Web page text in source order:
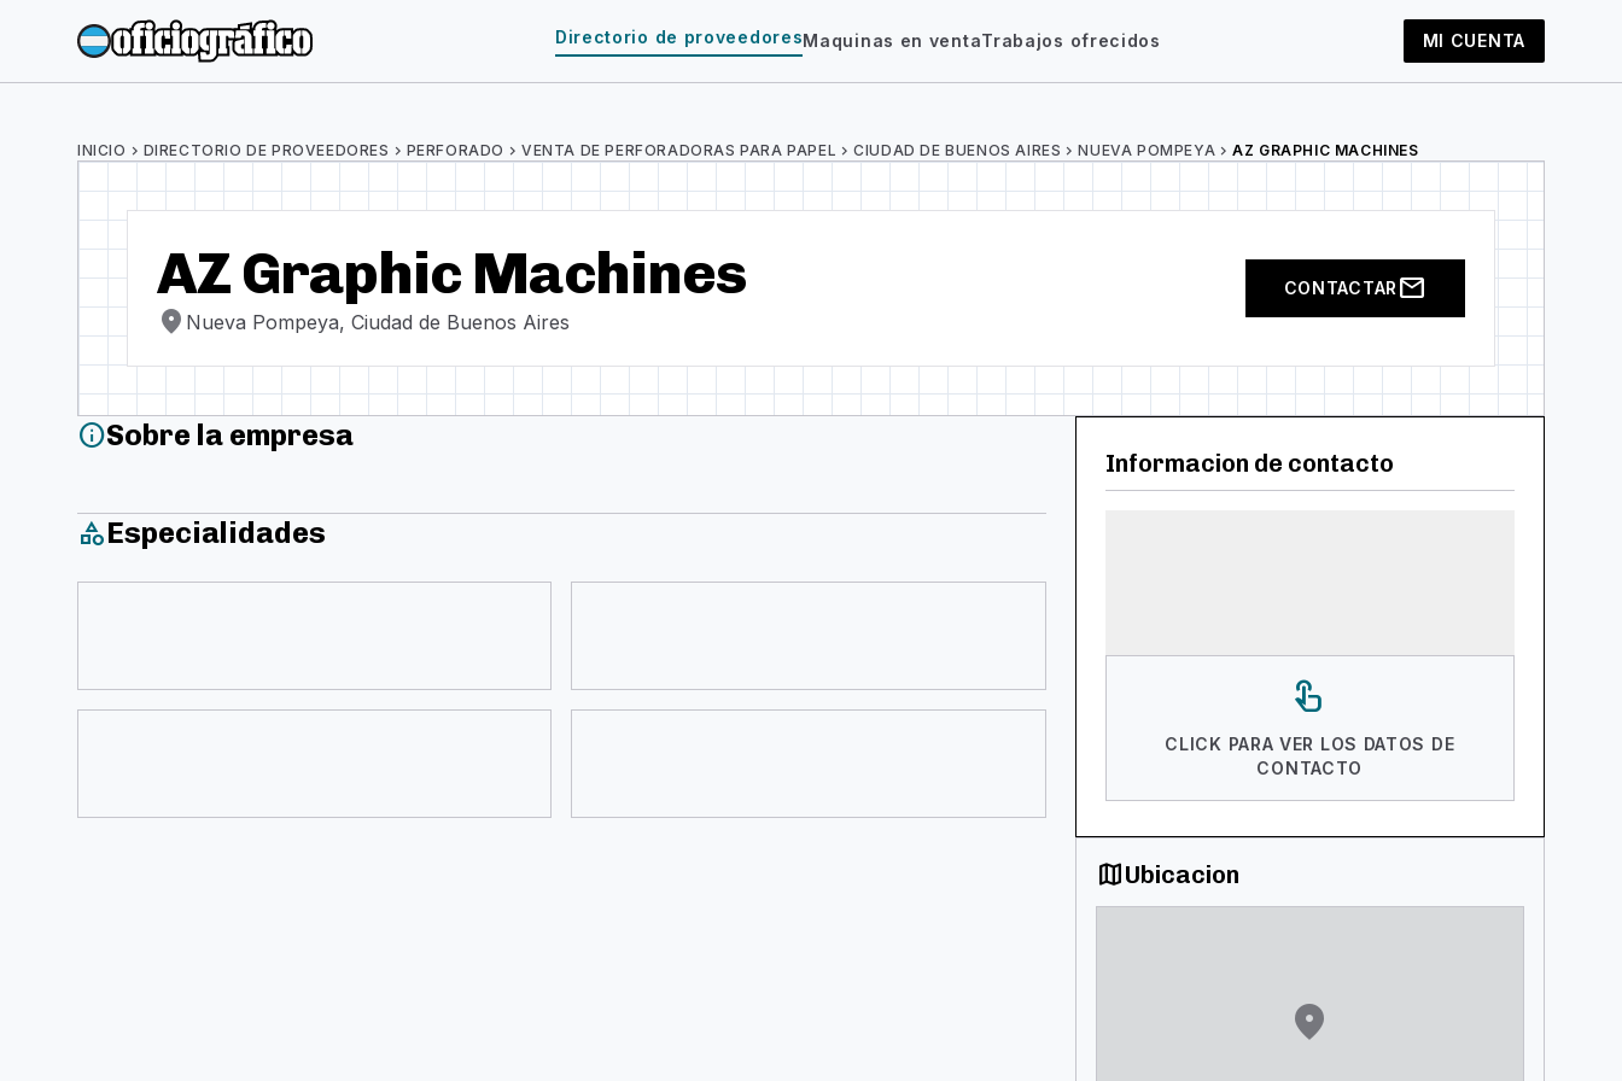
Directorio de proveedoresMaquinas en ventaTrabajos ofrecidos MI CUENTA
INICIO chevron_right DIRECTORIO DE PROVEEDORES chevron_right PERFORADO chevron_rightVENTA DE PERFORADORAS PARA PAPEL chevron_rightCIUDAD DE BUENOS AIRES chevron_rightNUEVA POMPEYA chevron_rightAZ GRAPHIC MACHINES
AZ Graphic Machines
location_on Nueva Pompeya, Ciudad de Buenos Aires
CONTACTAR mail
infoSobre la empresa
categoryEspecialidades
Informacion de contacto
touch_app
CLICK PARA VER LOS DATOS DE
CONTACTO
mapUbicacion
location_on